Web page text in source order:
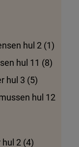
hul 2 (1)
hul 11 (8)
hul 3 (5)
hul 12
2 (4)